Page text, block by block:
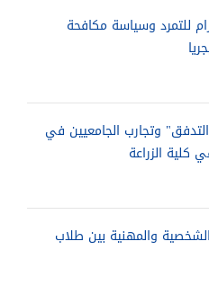
للتمرد وسياسة مكافحة
وتجارب الجامعيين في
كلية الزراعة
والمهنية بين طلاب